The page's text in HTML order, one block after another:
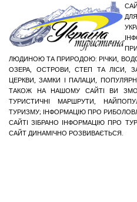
ЛЮДИНОЮ ТА ПРИРОДОЮ: РІЧКИ,
ОЗЕРА, ОСТРОВИ, СТЕП ТА ЛІСИ,
ЦЕРКВИ, ЗАМКИ І ПАЛАЦИ,
ТАКОЖ НА НАШОМУ САЙТІ ВИ
ТУРИСТИЧНІ МАРШРУТИ,
ТУРИЗМУ; ІНФОРМАЦІЮ ПРО
САЙТІ ЗІБРАНО ІНФОРМАЦІЮ ПРО
САЙТ ДИНАМІЧНО РОЗВИВАЄТЬСЯ.